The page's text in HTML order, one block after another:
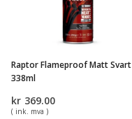
Raptor Flameproof Matt Svart
338ml
kr 369.00
( ink. mva )